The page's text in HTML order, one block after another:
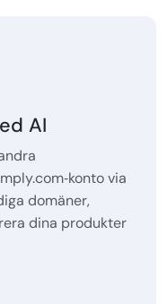
AI
via
domäner,
dina produkter